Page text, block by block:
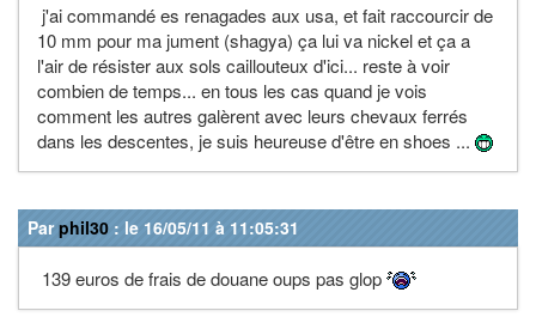
j'ai commandé es renagades aux usa, et fait raccourcir de
10 mm pour ma jument (shagya) ça lui va nickel et ça a
l'air de résister aux sols caillouteux d'ici... reste à voir
combien de temps... en tous les cas quand je vois
comment les autres galèrent avec leurs chevaux ferrés
dans les descentes, je suis heureuse d'être en shoes ...
Parphil30 : le 16/05/11 à 11:05:31
139 euros de frais de douane oups pas glop